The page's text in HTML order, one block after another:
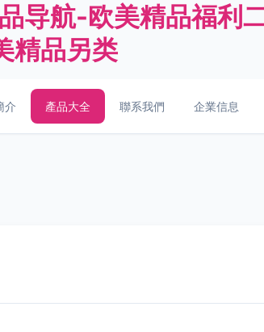
导航-欧美精品福利
精品另类
介 產品大全 聯系我們 企業信息